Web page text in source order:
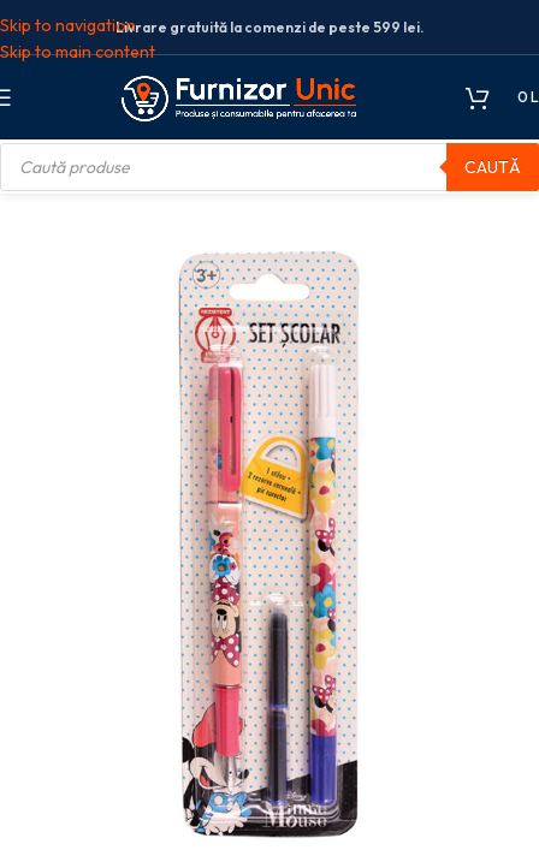
Skip to navigation
Skip to main content
Livrare gratuită la comenzi de peste 599 lei.
0
CAUTĂ
STILOU IRIDIUM MINNIE + CORECTOR + 2 CARTUSE BLISTER PIGNA